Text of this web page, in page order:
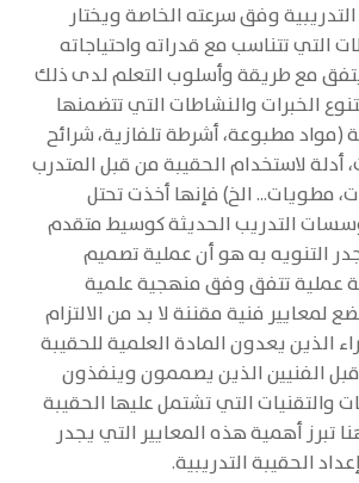
وفق سرعته الخاصة ويختار
التي تتناسب مع قدراته واحتياجاته
يتفق مع طريقة وأسلوب التعلم لدى ذلك
الخبرات والنشاطات التي تتضمنها
(مواد مطبوعة، أشرطة تلفازية، شرائح
أدلة لاستخدام الحقيبة من قبل المتدرب
مطويات... الخ) فإنها أخذت تحتل
التدريب الحديثة كوسيط متقدم
التنويه به هو أن عملية تصميم
عملية تتفق وفق منهجية علمية
لمعايير فنية مقننة لا بد من الالتزام
الذين يعدون المادة العلمية للحقيبة
قبل الفنيين الذين يصممون وينفذون
والتقنيات التي تشتمل عليها الحقيبة
تبرز أهمية هذه المعايير التي يجدر
الحقيبة التدريبية.